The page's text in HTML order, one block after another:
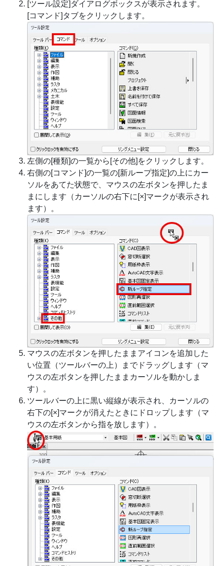
[ツール設定]ダイアログボックスが表示されます。
[コマンド]タブをクリックします。
左側の[種類]の一覧から[その他]をクリックします。
右側の[コマンド]の一覧の[新ループ指定]の上にカー
ソルをあてた状態で、マウスの左ボタンを押したま
まにします（カーソルの右下に[×]マークが表示され
ます）。
マウスの左ボタンを押したままアイコンを追加した
い位置（ツールバーの上）までドラッグします（マ
ウスの左ボタンを押したままカーソルを動かしま
す）。
ツールバーの上に黒い縦線が表示され、カーソルの
右下の[×]マークが消えたときにドロップします（マ
ウスの左ボタンから指を放します）。